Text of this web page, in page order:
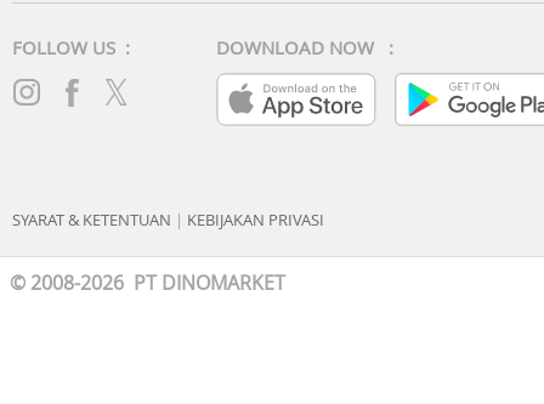
FOLLOW US : DOWNLOAD NOW :
SYARAT & KETENTUAN | KEBIJAKAN PRIVASI
© 2008-2026 PT DINOMARKET